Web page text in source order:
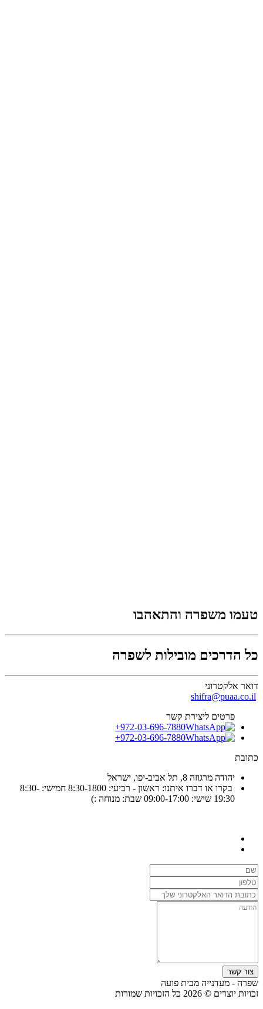
טעמו משפרה והתאהבו
כל הדרכים מובילות לשפרה
דואר אלקטרוני
shifra@puaa.co.il
פרטים ליצירת קשר
+972-03-696-7880
+972-03-696-7880
כתובת
יהודה מרגוזה 8, תל אביב-יפו, ישראל
בקרו או דברו איתנו: ראשון - רביעי: 8:30-1800 חמישי: 8:30-
19:30 שישי: 09:00-17:00 שבת: מנוחה :)
צור קשר
שפרה - מעדנייה מבית פועה
זכויות יוצרים © 2026 כל הזכויות שמורות